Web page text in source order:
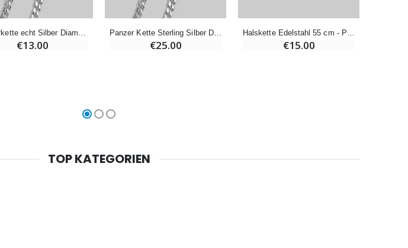
€23.00
Panzerkette echt Silber Diamantiert 38 cm
€13.00
Panzer Kette Sterling Silber Diamantiert 50 cm
€25.00
Halskette Edelstahl 55 cm - Panzer Gliederung
€15.00
TOP KATEGORIEN